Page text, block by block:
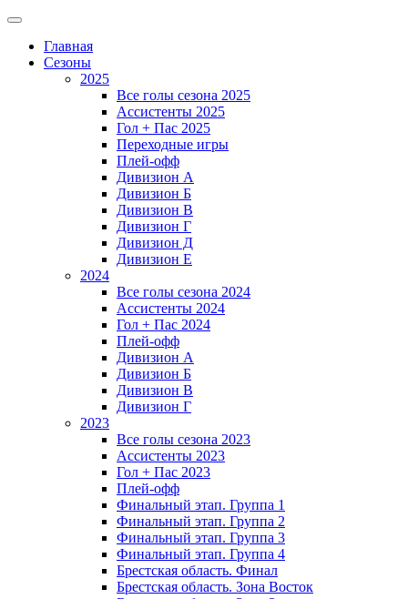
Главная
Сезоны
2025
Все голы сезона 2025
Ассистенты 2025
Гол + Пас 2025
Переходные игры
Плей-офф
Дивизион A
Дивизион Б
Дивизион В
Дивизион Г
Дивизион Д
Дивизион Е
2024
Все голы сезона 2024
Ассистенты 2024
Гол + Пас 2024
Плей-офф
Дивизион A
Дивизион Б
Дивизион В
Дивизион Г
2023
Все голы сезона 2023
Ассистенты 2023
Гол + Пас 2023
Плей-офф
Финальный этап. Группа 1
Финальный этап. Группа 2
Финальный этап. Группа 3
Финальный этап. Группа 4
Брестская область. Финал
Брестская область. Зона Восток